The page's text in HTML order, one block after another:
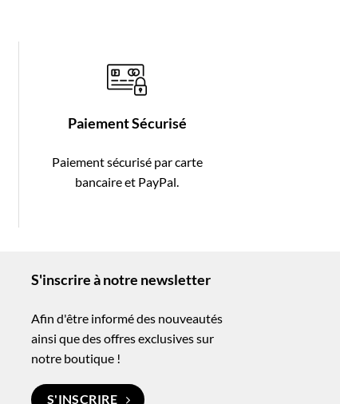
Paiement Sécurisé
Paiement sécurisé par carte
bancaire et PayPal.
S'inscrire à notre newsletter
Afin d'être informé des nouveautés
ainsi que des offres exclusives sur
notre boutique !
S'INSCRIRE